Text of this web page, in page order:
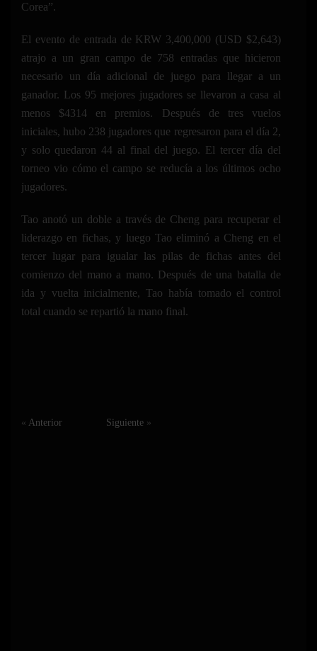
Corea”.
El evento de entrada de KRW 3,400,000 (USD $2,643)
atrajo a un gran campo de 758 entradas que hicieron
necesario un día adicional de juego para llegar a un
ganador. Los 95 mejores jugadores se llevaron a casa al
menos $4314 en premios. Después de tres vuelos
iniciales, hubo 238 jugadores que regresaron para el día 2,
y solo quedaron 44 al final del juego. El tercer día del
torneo vio cómo el campo se reducía a los últimos ocho
jugadores.
Tao anotó un doble a través de Cheng para recuperar el
liderazgo en fichas, y luego Tao eliminó a Cheng en el
tercer lugar para igualar las pilas de fichas antes del
comienzo del mano a mano. Después de una batalla de
ida y vuelta inicialmente, Tao había tomado el control
total cuando se repartió la mano final.
« Anterior Siguiente »